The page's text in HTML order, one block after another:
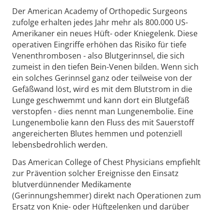
Der American Academy of Orthopedic Surgeons
zufolge erhalten jedes Jahr mehr als 800.000 US-
Amerikaner ein neues Hüft- oder Kniegelenk. Diese
operativen Eingriffe erhöhen das Risiko für tiefe
Venenthrombosen - also Blutgerinnsel, die sich
zumeist in den tiefen Bein-Venen bilden. Wenn sich
ein solches Gerinnsel ganz oder teilweise von der
Gefäßwand löst, wird es mit dem Blutstrom in die
Lunge geschwemmt und kann dort ein Blutgefäß
verstopfen - dies nennt man Lungenembolie. Eine
Lungenembolie kann den Fluss des mit Sauerstoff
angereicherten Blutes hemmen und potenziell
lebensbedrohlich werden.
Das American College of Chest Physicians empfiehlt
zur Prävention solcher Ereignisse den Einsatz
blutverdünnender Medikamente
(Gerinnungshemmer) direkt nach Operationen zum
Ersatz von Knie- oder Hüftgelenken und darüber